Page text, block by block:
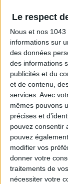
Le respect
Nous et nos 1043
informations sur
des données
des informations
publicités et du
et de contenu,
services. Avec
mêmes pouvons
précises et
pouvez consentir
pouvez
modifier vos
donner votre
traitements de
nécessiter votre
ADOPT PARFUMS
TOUT